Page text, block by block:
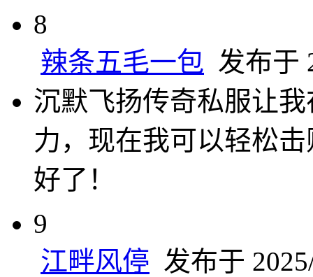
8
辣条五毛一包 发布于
沉默飞扬传奇私服让
力，现在我可以轻松
好了！
9
江畔风停 发布于